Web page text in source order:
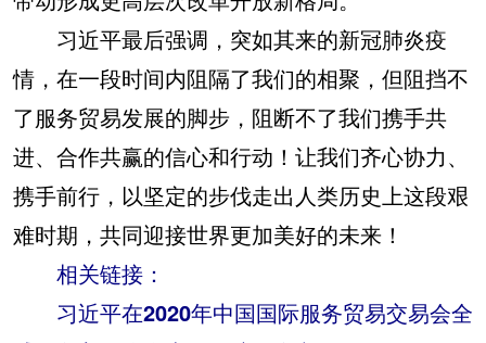
习近平最后强调，突如其来的新冠肺炎疫
情，在一段时间内阻隔了我们的相聚，但阻挡不
了服务贸易发展的脚步，阻断不了我们携手共
进、合作共赢的信心和行动！让我们齐心协力、
携手前行，以坚定的步伐走出人类历史上这段艰
难时期，共同迎接世界更加美好的未来！
相关链接：
习近平在2020年中国国际服务贸易交易会全